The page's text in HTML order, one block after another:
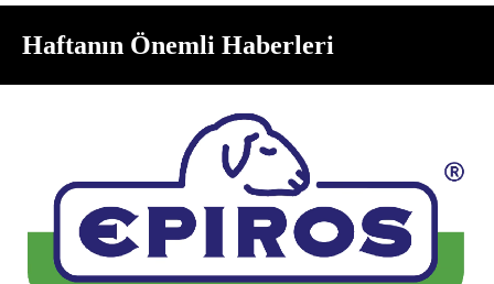
Haftanın Önemli Haberleri